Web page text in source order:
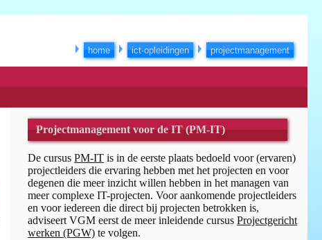
projectmanagement
ict-opleidingen
home
Projectmanagement voor de IT (PM-IT)
De cursusPM-IT is in de eerste plaats bedoeld voor (ervaren)
projectleiders die ervaring hebben met het projecten en voor
degenen die meer inzicht willen hebben in het managen van
meer complexe IT-projecten. Voor aankomende projectleiders
en voor iedereen die direct bij projecten betrokken is,
adviseert VGM eerst de meer inleidende cursusProjectgericht
werken (PGW) te volgen.